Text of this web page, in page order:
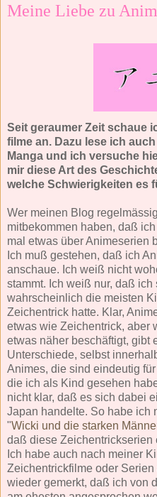
Meine Liebe zu
Seit geraumer Zeit schaue
filme an. Dazu lese ich
Manga und ich versuche
mir diese Art des
welche Schwierigkeiten es
Wer meinen Blog
mitbekommen haben, daß
mal etwas über Animeserien
Ich muß gestehen, daß ich
anschaue. Ich weiß nicht
stammt. Ich weiß nur, daß
wahrscheinlich die meisten
Zeichentrick hatte. Klar,
etwas wie Zeichentrick, aber
etwas näher beschäftigt, gibt
Unterschiede, selbst
Animes, die sind eindeutig
die ich als Kind gesehen
nicht klar, daß es sich dabei
Japan handelte. So habe ich
"Wicki und die starken
daß diese Zeichentrickserien
Ich habe auch nach meiner
Zeichentrickfilme oder
wieder gemerkt, daß ich von